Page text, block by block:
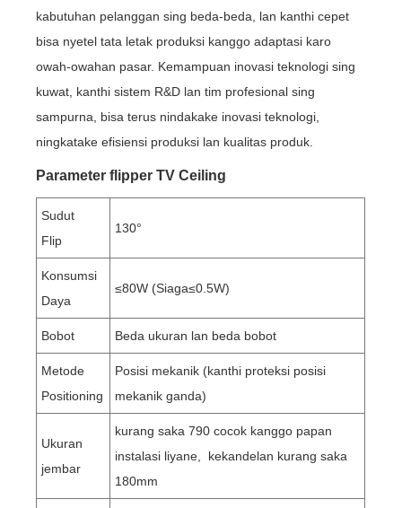
kabutuhan pelanggan sing beda-beda, lan kanthi cepet
bisa nyetel tata letak produksi kanggo adaptasi karo
owah-owahan pasar. Kemampuan inovasi teknologi sing
kuwat, kanthi sistem R&D lan tim profesional sing
sampurna, bisa terus nindakake inovasi teknologi,
ningkatake efisiensi produksi lan kualitas produk.
Parameter flipper TV Ceiling
Sudut
Flip
130°
Konsumsi
Daya
≤80W (Siaga≤0.5W)
Bobot Beda ukuran lan beda bobot
Metode
Positioning
Posisi mekanik (kanthi proteksi posisi
mekanik ganda)
Ukuran
jembar
kurang saka 790 cocok kanggo papan
instalasi liyane, kekandelan kurang saka
180mm